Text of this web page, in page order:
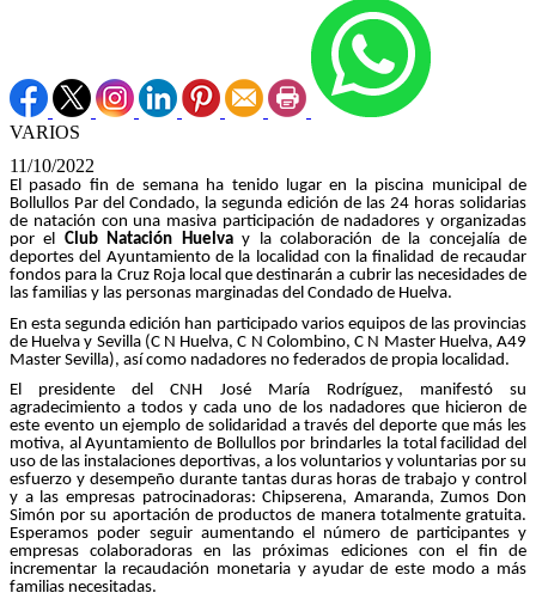
VARIOS
11/10/2022
El pasado fin de semana ha tenido lugar en la piscina municipal de
Bollullos Par del Condado, la segunda edición de las 24 horas solidarias
de natación con una masiva participación de nadadores y organizadas
por el Club Natación Huelvay la colaboración de la concejalía de
deportes del Ayuntamiento de la localidad con la finalidad de recaudar
fondos para la Cruz Roja local que destinarán a cubrir las necesidades de
las familias y las personas marginadas del Condado de Huelva.
En esta segunda edición han participado varios equipos de las provincias
de Huelva y Sevilla (C N Huelva, C N Colombino, C N Master Huelva, A49
Master Sevilla), así como nadadores no federados de propia localidad.
El presidente del CNH José María Rodríguez, manifestó su
agradecimiento a todos y cada uno de los nadadores que hicieron de
este evento un ejemplo de solidaridad a través del deporte que más les
motiva, al Ayuntamiento de Bollullos por brindarles la total facilidad del
uso de las instalaciones deportivas, a los voluntarios y voluntarias por su
esfuerzo y desempeño durante tantas duras horas de trabajo y control
y a las empresas patrocinadoras: Chipserena, Amaranda, Zumos Don
Simón por su aportación de productos de manera totalmente gratuita.
Esperamos poder seguir aumentando el número de participantes y
empresas colaboradoras en las próximas ediciones con el fin de
incrementar la recaudación monetaria y ayudar de este modo a más
familias necesitadas.